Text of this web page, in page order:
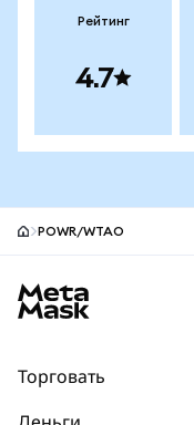
Рейтинг
4.7
POWR/WTAO
Торговать